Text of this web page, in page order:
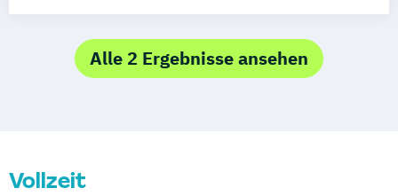
Alle 2 Ergebnisse ansehen
Vollzeit